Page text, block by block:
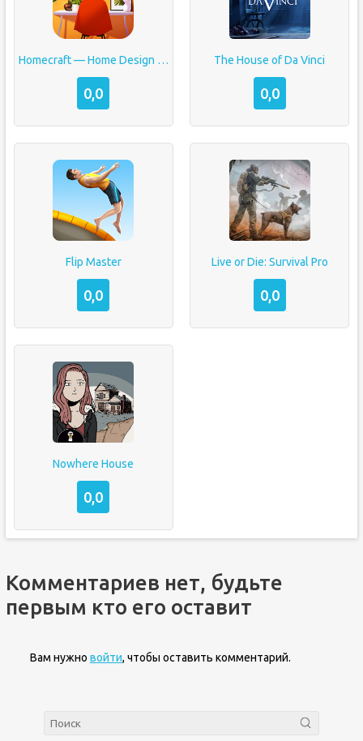
Homecraft — Home Design Game
0,0
The House of Da Vinci
0,0
Flip Master
0,0
Live or Die: Survival Pro
0,0
Nowhere House
0,0
Комментариев нет, будьте
первым кто его оставит
Вам нужно войти, чтобы оставить комментарий.